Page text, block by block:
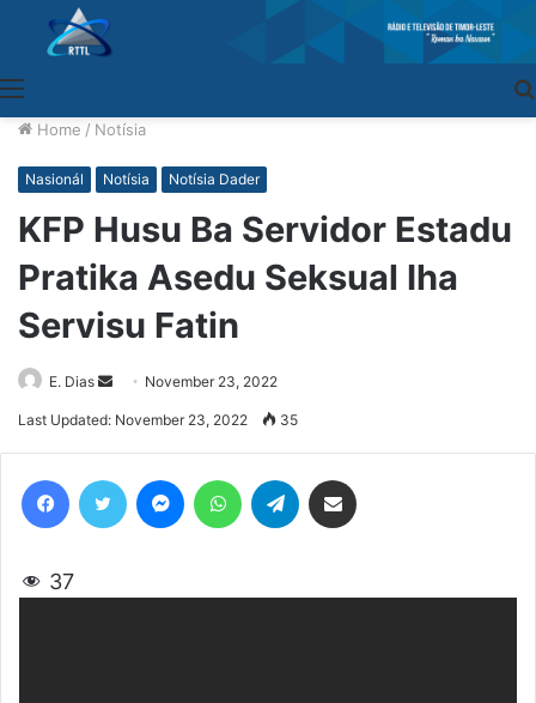
Home / Notísia
Nasionál Notísia Notísia Dader
KFP Husu Ba Servidor Estadu
Pratika Asedu Seksual Iha
Servisu Fatin
E. Dias
Send
an
November 23, 2022
Last Updated: November 23, 2022 35
37